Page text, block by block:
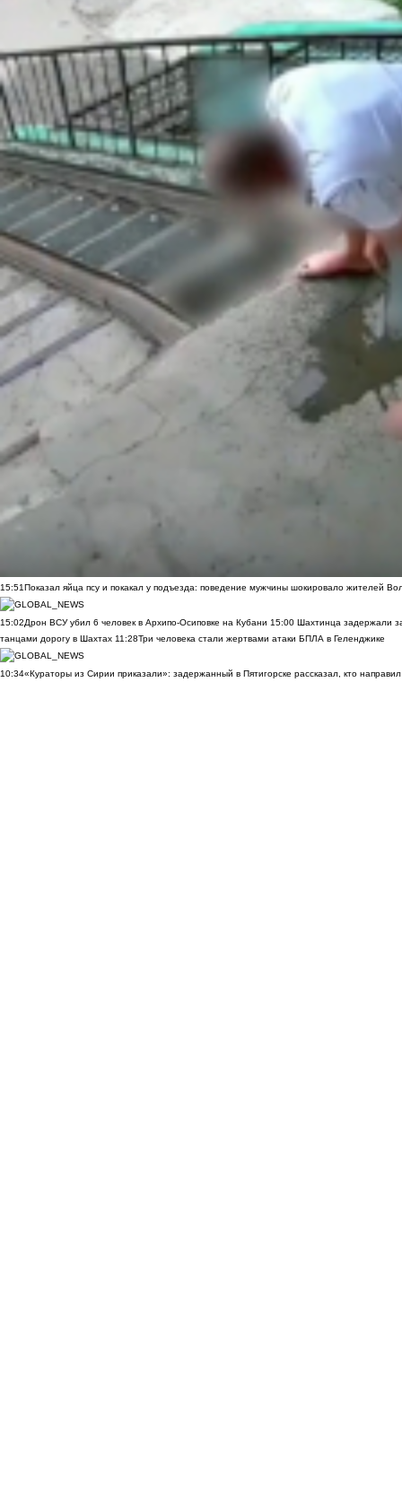
15:51Показал яйца псу и покакал у подъезда: поведение мужчины шокировало жителей
15:02Дрон ВСУ убил 6 человек в Архипо-Осиповке на Кубани 15:00 Шахтинца задержали
танцами дорогу в Шахтах 11:28Три человека стали жертвами атаки БПЛА в Геленджике
10:34«Кураторы из Сирии приказали»: задержанный в Пятигорске рассказал, кто направил